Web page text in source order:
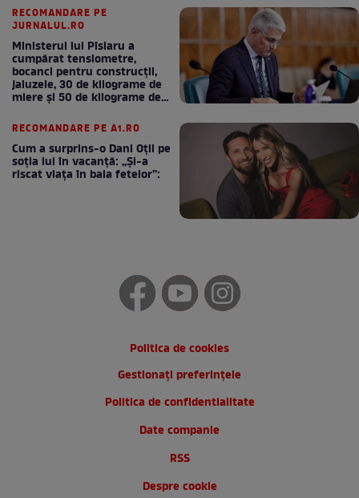
RECOMANDARE PE
JURNALUL.RO
Ministerul lui Pîslaru a
cumpărat tensiometre,
bocanci pentru construcții,
jaluzele, 30 de kilograme de
miere și 50 de kilograme de
RECOMANDARE PE A1.RO
Cum a surprins-o Dani Oțil pe
soția lui în vacanță: „Și-a
riscat viața în baia fetelor”:
Politica de cookies
Gestionați preferințele
Politica de confidentialitate
Date companie
RSS
Despre cookie